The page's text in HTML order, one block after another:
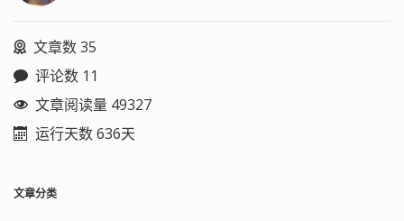
文章数 35
评论数 11
文章阅读量 49327
运行天数 636天
文章分类